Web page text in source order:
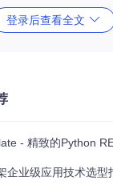
扩展了Flask，使其更
适用于多种应用场
登录后查看全文
- 精致的Python
级应用技术选型指南：